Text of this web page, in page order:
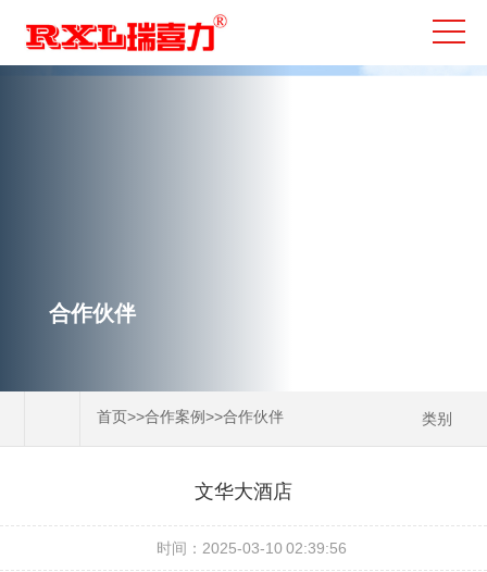
合作伙伴
首页>>合作案例>>合作伙伴 类别
文华大酒店
时间：2025-03-10 02:39:56